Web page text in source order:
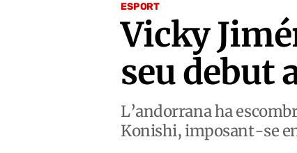
ESPORT
Vicky
seu debut
L’andorrana ha
Konishi, imposant-se